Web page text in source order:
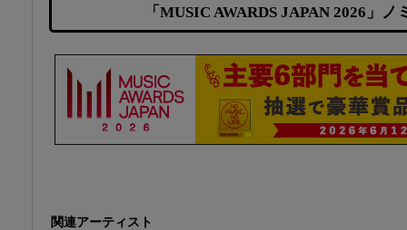
「MUSIC AWARDS JAPAN 2026」
関連アーティスト